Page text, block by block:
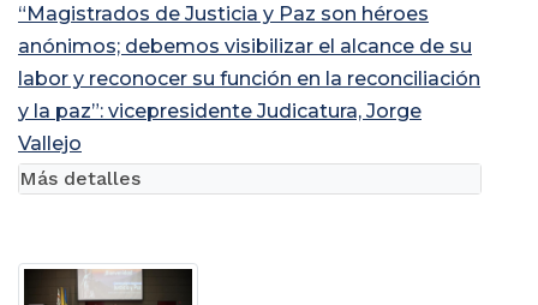
“Magistrados de Justicia y Paz son héroes
anónimos; debemos visibilizar el alcance de su
labor y reconocer su función en la reconciliación
y la paz”: vicepresidente Judicatura, Jorge
Vallejo
Más detalles